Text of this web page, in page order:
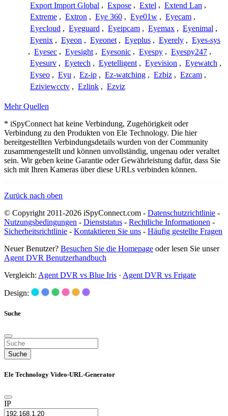
Export Import Global , Expose , Extel , Extend Lan ,
Extreme , Extron , Eye 360 , Eye01w , Eyecam ,
Eyecloud , Eyeguard , Eyeipcam , Eyemax , Eyenimal ,
Eyenix , Eyeon , Eyeonet , Eyeplus , Eyerely , Eyes-sys
, Eyesec , Eyesight , Eyesonic , Eyespy , Eyespy247 ,
Eyesurv , Eyetech , Eyetelligent , Eyevision , Eyewatch ,
Eyseo , Eyu , Ez-ip , Ez-watching , Ezbiz , Ezcam ,
Eziviewcctv , Ezlink , Ezviz
Mehr Quellen
* iSpyConnect hat keine Verbindung, Zugehörigkeit oder
Verbindung zu den Produkten von Ele Technology. Die hier
bereitgestellten Verbindungsdetails wurden von der Community
zusammengestellt und können unvollständig, ungenau oder veraltet
sein. Wir geben keine Garantie oder Gewährleistung dafür, dass Sie
sich mit Ihren Kameras über diese URLs verbinden können.
Zurück nach oben
© Copyright 2011-2026 iSpyConnect.com - Datenschutzrichtlinie -
Nutzungsbedingungen - Dienststatus - Rechtliche Informationen -
Sicherheitsrichtlinie - Kontaktieren Sie uns - Häufig gestellte Fragen
Neuer Benutzer? Besuchen Sie die Homepage oder lesen Sie unser
Agent DVR Benutzerhandbuch
Vergleich: Agent DVR vs Blue Iris · Agent DVR vs Frigate
Design:
Suche
Suche
Ele Technology Video-URL-Generator
IP